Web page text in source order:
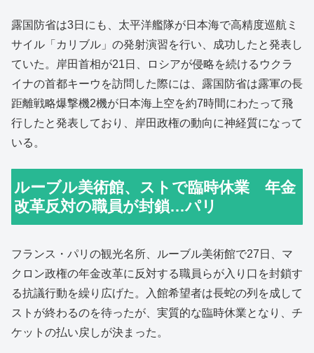
露国防省は3日にも、太平洋艦隊が日本海で高精度巡航ミ
サイル「カリブル」の発射演習を行い、成功したと発表し
ていた。岸田首相が21日、ロシアが侵略を続けるウクラ
イナの首都キーウを訪問した際には、露国防省は露軍の長
距離戦略爆撃機2機が日本海上空を約7時間にわたって飛
行したと発表しており、岸田政権の動向に神経質になって
いる。
ルーブル美術館、ストで臨時休業 年金
改革反対の職員が封鎖…パリ
フランス・パリの観光名所、ルーブル美術館で27日、マ
クロン政権の年金改革に反対する職員らが入り口を封鎖す
る抗議行動を繰り広げた。入館希望者は長蛇の列を成して
ストが終わるのを待ったが、実質的な臨時休業となり、チ
ケットの払い戻しが決まった。